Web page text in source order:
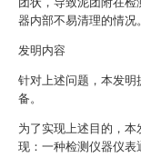
器内部不易清理的情况。
发明内容
针对上述问题，本发
备。
为了实现上述目的，
现：一种检测仪器仪表